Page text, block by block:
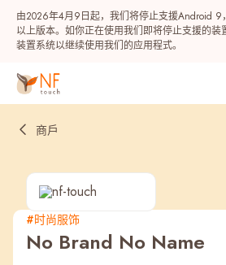
由2026年4月9日起，我们将停止支援Android 9
以上版本。如你正在使用我们即将停止支援的装
装置系统以继续使用我们的应用程式。
热门
商戶
#时尚服饰
No Brand No Name